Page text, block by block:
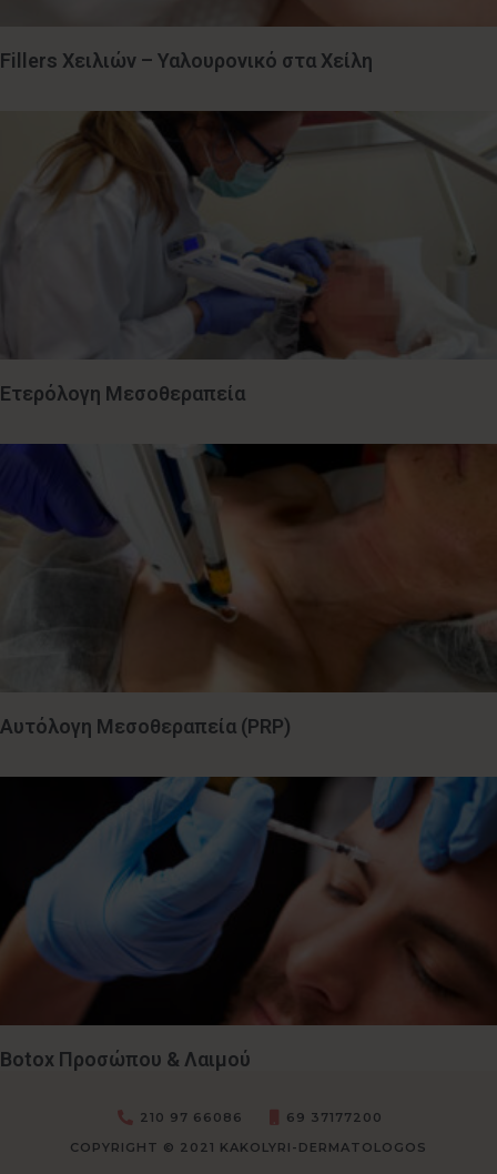
Fillers Χειλιών – Υαλουρονικό στα Χείλη
Ετερόλογη Μεσοθεραπεία
Αυτόλογη Μεσοθεραπεία (PRP)
Botox Προσώπου & Λαιμού
COPYRIGHT © 2021 KAKOLYRI-DERMATOLOGOS
210 97 66086 69 37177200